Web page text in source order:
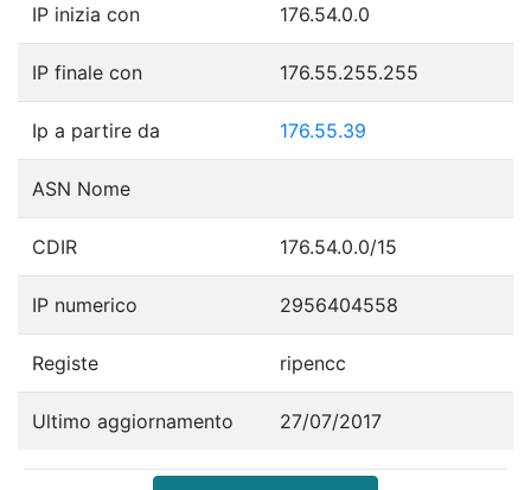
IP inizia con 176.54.0.0
IP finale con 176.55.255.255
Ip a partire da 176.55.39
ASN Nome
CDIR 176.54.0.0/15
IP numerico 2956404558
Registe ripencc
Ultimo aggiornamento 27/07/2017